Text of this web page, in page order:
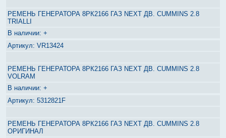
РЕМЕНЬ ГЕНЕРАТОРА 8РК2166 ГАЗ NEXT ДВ. CUMMINS 2.8
TRIALLI
+
VR13424
РЕМЕНЬ ГЕНЕРАТОРА 8РК2166 ГАЗ NEXT ДВ. CUMMINS 2.8
VOLRAM
+
5312821F
РЕМЕНЬ ГЕНЕРАТОРА 8РК2166 ГАЗ NEXT ДВ. CUMMINS 2.8
ОРИГИНАЛ